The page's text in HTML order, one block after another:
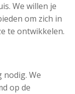
We willen je
om zich in
te ontwikkelen.
We
op de